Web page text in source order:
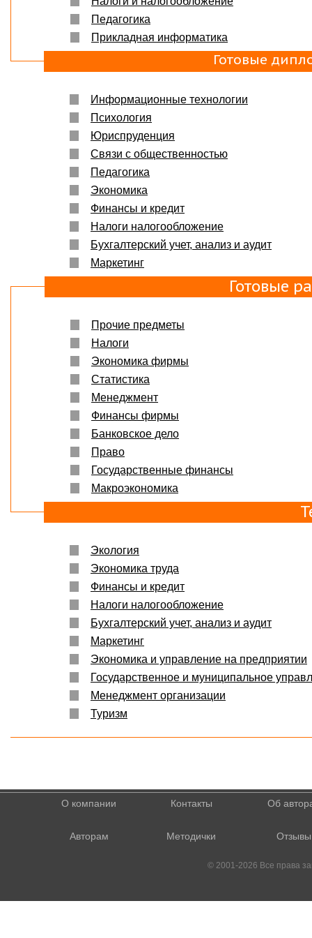
06.10.2017
Большое спасибо Вам и автору!!! Это именно то,
что нужно!!!!!
Спасибо, что ВЫ есть!!!
Педагогика
Прикладная информатика
Готовые
Информационные технологии
Психология
Юриспруденция
Связи с общественностью
Педагогика
Экономика
Финансы и кредит
Налоги налогообложение
Бухгалтерский учет, анализ и аудит
Маркетинг
Готовые
Прочие предметы
Налоги
Экономика фирмы
Статистика
Менеджмент
Финансы фирмы
Банковское дело
Право
Государственные финансы
Макроэкономика
Экология
Экономика труда
Финансы и кредит
Налоги налогообложение
Бухгалтерский учет, анализ и аудит
Маркетинг
Экономика и управление на предприятии
Государственное и муниципальное
Менеджмент организации
Туризм
О компании Контакты Об
Авторам Методички Отзывы
© 2001-2026 Все права